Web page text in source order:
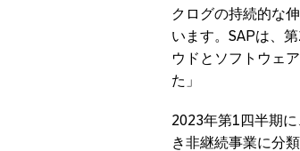
クログの持続的な
います。SAPは、
ウドとソフトウェ
た」
2023年第1四半期
き非継続事業に分